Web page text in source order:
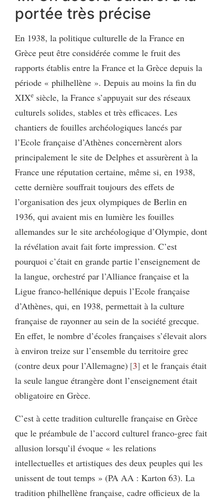
portée très précise
En 1938, la politique culturelle de la France en
Grèce peut être considérée comme le fruit des
rapports établis entre la France et la Grèce depuis la
période « philhellène ». Depuis au moins la fin du
XIXe siècle, la France s’appuyait sur des réseaux
culturels solides, stables et très efficaces. Les
chantiers de fouilles archéologiques lancés par
l’Ecole française d’Athènes concernèrent alors
principalement le site de Delphes et assurèrent à la
France une réputation certaine, même si, en 1938,
cette dernière souffrait toujours des effets de
l’organisation des jeux olympiques de Berlin en
1936, qui avaient mis en lumière les fouilles
allemandes sur le site archéologique d’Olympie, dont
la révélation avait fait forte impression. C’est
pourquoi c’était en grande partie l’enseignement de
la langue, orchestré par l’Alliance française et la
Ligue franco-hellénique depuis l’Ecole française
d’Athènes, qui, en 1938, permettait à la culture
française de rayonner au sein de la société grecque.
En effet, le nombre d’écoles françaises s’élevait alors
à environ treize sur l’ensemble du territoire grec
(contre deux pour l’Allemagne) 3 et le français était
la seule langue étrangère dont l’enseignement était
obligatoire en Grèce.
C’est à cette tradition culturelle française en Grèce
que le préambule de l’accord culturel franco-grec fait
allusion lorsqu’il évoque « les relations
intellectuelles et artistiques des deux peuples qui les
unissent de tout temps » (PA AA : Karton 63). La
tradition philhellène française, cadre officieux de la